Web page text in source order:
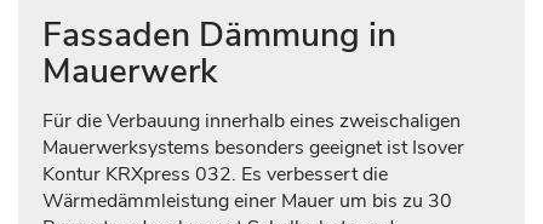
Fassaden Dämmung in
Mauerwerk
Für die Verbauung innerhalb eines zweischaligen
Mauerwerksystems besonders geeignet ist Isover
Kontur KRXpress 032. Es verbessert die
Wärmedämmleistung einer Mauer um bis zu 30